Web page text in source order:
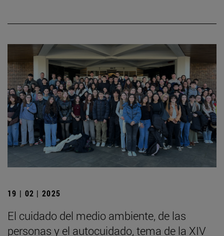
19 | 02 | 2025
El cuidado del medio ambiente, de las
personas y el autocuidado, tema de la XIV